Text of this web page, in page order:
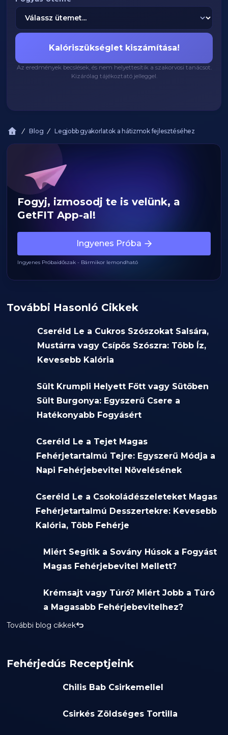
Kalóriszükséglet kiszámítása!
Az eredmények becslések, és nem helyettesítik a szakorvosi tanácsot.
Kizárólag tájékoztató jelleggel.
Blog Legjobb gyakorlatok a hátizmok fejlesztéséhez
Fogyj, izmosodj te is velünk, a
GetFIT App-al!
Ingyenes Próba
Ingyenes Próbaidőszak - Bármikor lemondható
További Hasonló Cikkek
Cseréld Le a Cukros Szószokat Salsára,
Mustárra vagy Csípős Szószra: Több Íz,
Kevesebb Kalória
Sült Krumpli Helyett Főtt vagy Sütőben
Sült Burgonya: Egyszerű Csere a
Hatékonyabb Fogyásért
Cseréld Le a Tejet Magas
Fehérjetartalmú Tejre: Egyszerű Módja a
Napi Fehérjebevitel Növelésének
Cseréld Le a Csokoládészeleteket Magas
Fehérjetartalmú Desszertekre: Kevesebb
Kalória, Több Fehérje
Miért Segítik a Sovány Húsok a Fogyást
Magas Fehérjebevitel Mellett?
Krémsajt vagy Túró? Miért Jobb a Túró
a Magasabb Fehérjebevitelhez?
További blog cikkek
Fehérjedús Receptjeink
Chilis Bab Csirkemellel
Csirkés Zöldséges Tortilla